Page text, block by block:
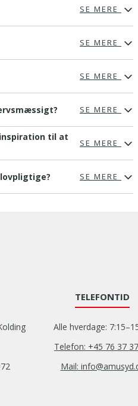
SE MERE
SE MERE
SE MERE
SE MERE
til at
SE MERE
SE MERE
TELEFONTID
Alle hverdage:
Telefon: +45 76 37
Mail: